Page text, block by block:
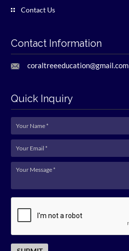
Contact Us
Contact Information
coraltreeeducation@gmail.com
Quick Inquiry